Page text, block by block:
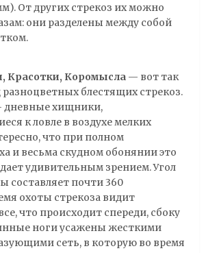
От других стрекоз их можно
они разделены между собой
Красотки, Коромысла — вот так
разноцветных блестящих стрекоз.
дневные хищники,
к ловле в воздухе мелких
что при полном
и весьма скудном обонянии это
удивительным зрением. Угол
составляет почти 360
охоты стрекоза видит
что происходит спереди, сбоку
ноги усажены жесткими
сеть, в которую во время